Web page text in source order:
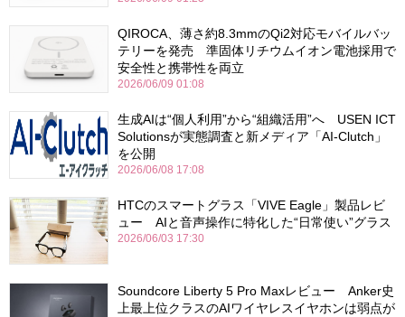
QIROCA、薄さ約8.3mmのQi2対応モバイルバッ
テリーを発売 準固体リチウムイオン電池採用で
安全性と携帯性を両立
2026/06/09 01:08
生成AIは“個人利用”から“組織活用”へ USEN ICT
Solutionsが実態調査と新メディア「AI-Clutch」
を公開
2026/06/08 17:08
HTCのスマートグラス「VIVE Eagle」製品レビ
ュー AIと音声操作に特化した“日常使い”グラス
2026/06/03 17:30
Soundcore Liberty 5 Pro Maxレビュー Anker史
上最上位クラスのAIワイヤレスイヤホンは弱点が